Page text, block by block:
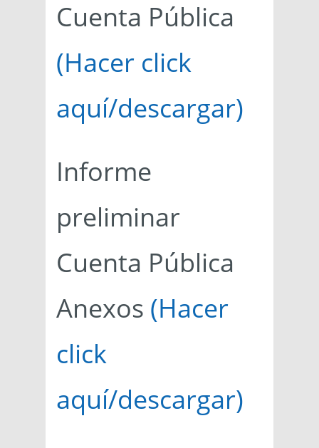
Cuenta Pública
(Hacer click
aquí/descargar)
Informe
preliminar
Cuenta Pública
Anexos (Hacer
click
aquí/descargar)